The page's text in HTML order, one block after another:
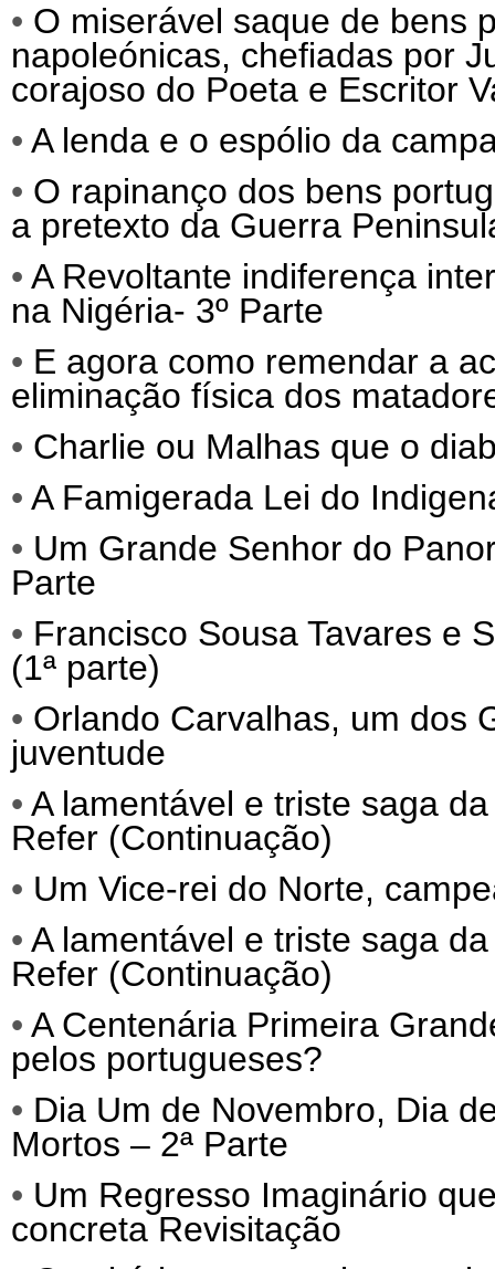
• O miserável saque de bens
napoleónicas, chefiadas por
corajoso do Poeta e Escritor
• A lenda e o espólio da
• O rapinanço dos bens
a pretexto da Guerra
• A Revoltante indiferença
na Nigéria- 3º Parte
• E agora como remendar a
eliminação física dos
• Charlie ou Malhas que o
• A Famigerada Lei do
• Um Grande Senhor do
Parte
• Francisco Sousa Tavares e
(1ª parte)
• Orlando Carvalhas, um dos
juventude
• A lamentável e triste saga
Refer (Continuação)
• Um Vice-rei do Norte,
• A lamentável e triste saga
Refer (Continuação)
• A Centenária Primeira
pelos portugueses?
• Dia Um de Novembro, Dia
Mortos – 2ª Parte
• Um Regresso Imaginário
concreta Revisitação